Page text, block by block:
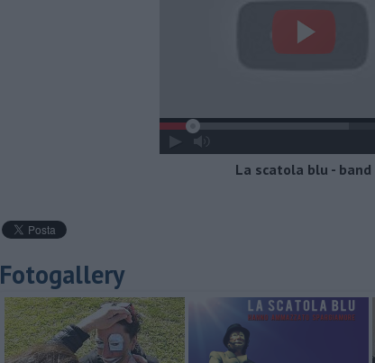
La scatola blu - band
Fotogallery